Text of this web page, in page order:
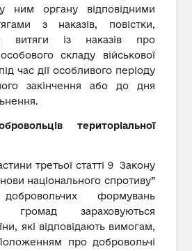
ним органу відповідними
з наказів, повістки,
витяги із наказів про
складу військової
час дії особливого періоду
закінчення або до дня
територіальної
третьої статті 9 Закону
національного спротиву”
формувань
громад зараховуються
які відповідають вимогам,
про добровольчі